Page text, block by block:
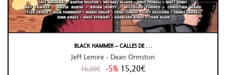
BLACK HAMMER – CALLES DE . . .
Jeff Lemire - Dean Ormston
16,00€ -5% 15,20€